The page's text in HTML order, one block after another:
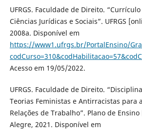
UFRGS. Faculdade de Direito.
Ciências Jurídicas e Sociais”. UFRGS
2008a. Disponível em
https://www1.ufrgs.br/PortalEnsino/
Acesso em 19/05/2022.
UFRGS. Faculdade de Direito.
Teorias Feministas e Antirracistas para
Relações de Trabalho”. Plano de
Alegre, 2021. Disponível em